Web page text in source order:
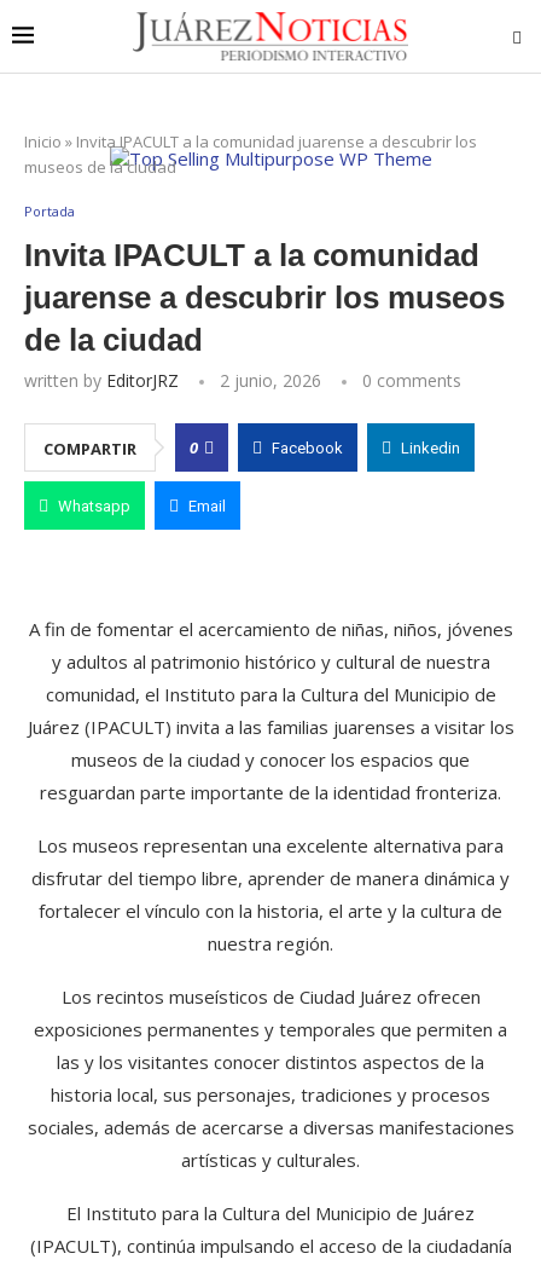
Inicio » Invita IPACULT a la comunidad juarense a descubrir los
museos de la ciudad
Portada
Invita IPACULT a la comunidad
juarense a descubrir los museos
de la ciudad
written by EditorJRZ 2 junio, 2026 0 comments
COMPARTIR 0 Facebook Linkedin
Whatsapp Email
A fin de fomentar el acercamiento de niñas, niños, jóvenes
y adultos al patrimonio histórico y cultural de nuestra
comunidad, el Instituto para la Cultura del Municipio de
Juárez (IPACULT) invita a las familias juarenses a visitar los
museos de la ciudad y conocer los espacios que
resguardan parte importante de la identidad fronteriza.
Los museos representan una excelente alternativa para
disfrutar del tiempo libre, aprender de manera dinámica y
fortalecer el vínculo con la historia, el arte y la cultura de
nuestra región.
Los recintos museísticos de Ciudad Juárez ofrecen
exposiciones permanentes y temporales que permiten a
las y los visitantes conocer distintos aspectos de la
historia local, sus personajes, tradiciones y procesos
sociales, además de acercarse a diversas manifestaciones
artísticas y culturales.
El Instituto para la Cultura del Municipio de Juárez
(IPACULT), continúa impulsando el acceso de la ciudadanía